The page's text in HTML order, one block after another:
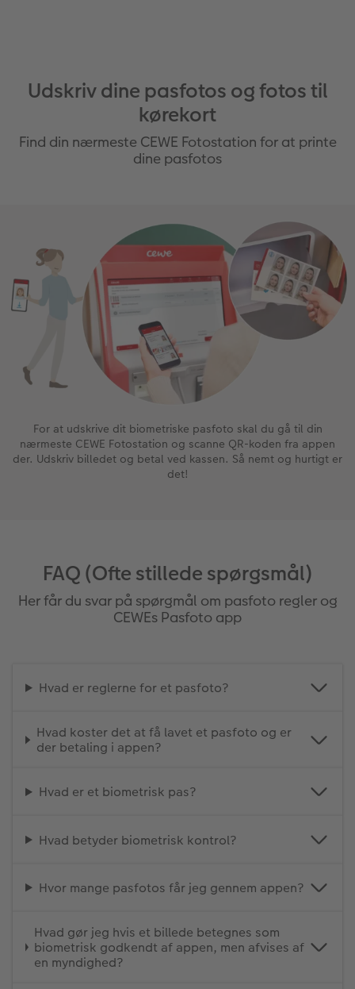
Udskriv dine pasfotos og fotos til
kørekort
Find din nærmeste CEWE Fotostation for at printe
dine pasfotos
For at udskrive dit biometriske pasfoto skal du gå til din
nærmeste CEWE Fotostation og scanne QR-koden fra appen
der. Udskriv billedet og betal ved kassen. Så nemt og hurtigt er
det!
FAQ (Ofte stillede spørgsmål)
Her får du svar på spørgmål om pasfoto regler og
CEWEs Pasfoto app
Hvad er reglerne for et pasfoto?
Hvad koster det at få lavet et pasfoto og er
der betaling i appen?
Hvad er et biometrisk pas?
Hvad betyder biometrisk kontrol?
Hvor mange pasfotos får jeg gennem appen?
Hvad gør jeg hvis et billede betegnes som
biometrisk godkendt af appen, men afvises af
en myndighed?